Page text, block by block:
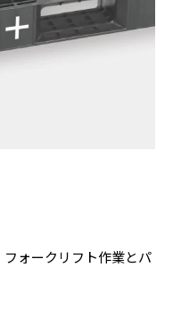
ォークリフト作業とパ